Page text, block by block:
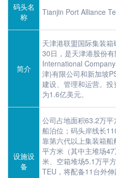
码头名
称
Tianjin Port Alliance
简介
天津港联盟国际集装
30日，是天津港股份
International
津)有限公司和新加坡
建设、管理和运营。
为1.6亿美元。
设施设
备
公司占地面积63.2万
船泊位；码头岸线长
靠第六代以上集装箱
平方米（其中主堆场
米、空箱堆场5.1万平
TEU，将配备11台外